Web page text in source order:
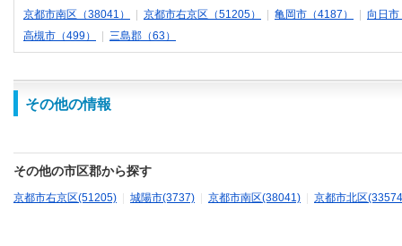
京都市南区（38041）
京都市右京区（51205） 亀岡市（4187）
向日
高槻市（499）
三島郡（63）
その他の情報
その他の市区郡から探す
京都市右京区(51205) 城陽市(3737) 京都市南区(38041) 京都市北区